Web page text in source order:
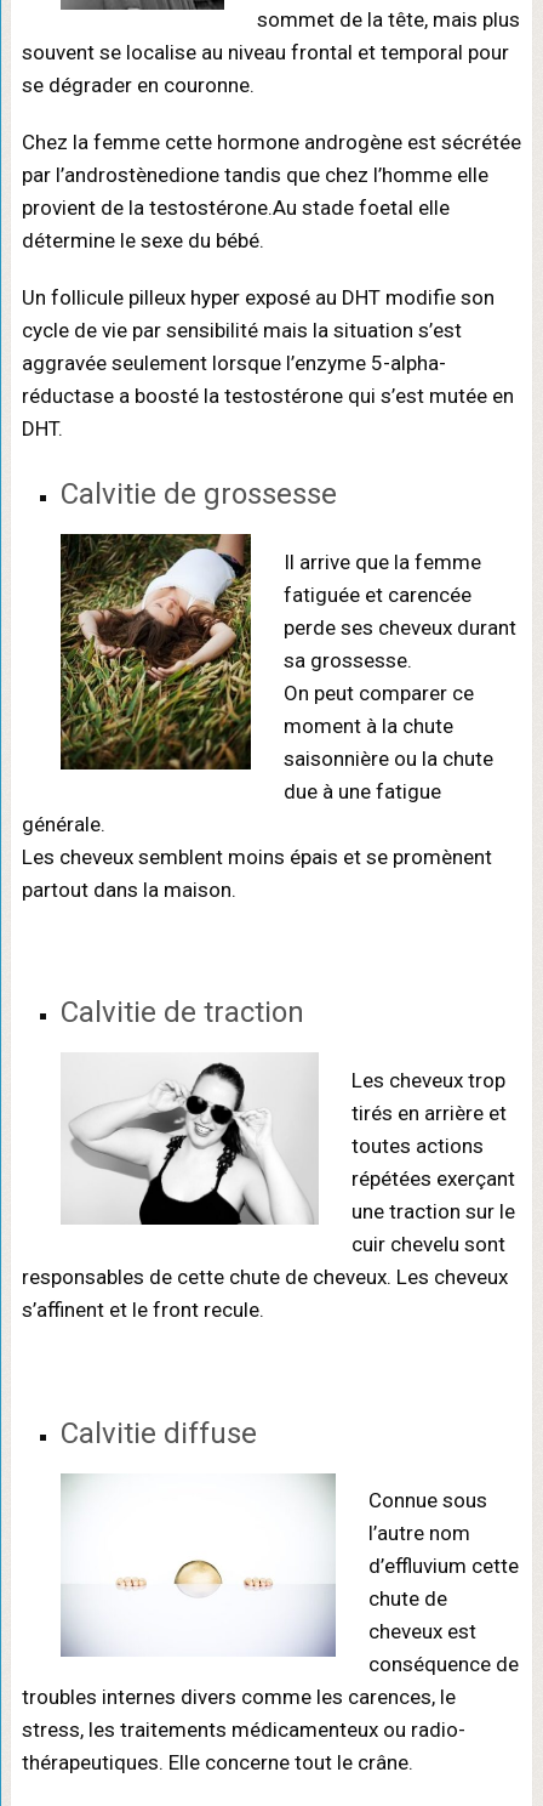
sommet de la tête, mais plus
souvent se localise au niveau frontal et temporal pour
se dégrader en couronne.
Chez la femme cette hormone androgène est sécrétée
par l’androstènedione tandis que chez l’homme elle
provient de la testostérone.Au stade foetal elle
détermine le sexe du bébé.
Un follicule pilleux hyper exposé au DHT modifie son
cycle de vie par sensibilité mais la situation s’est
aggravée seulement lorsque l’enzyme 5-alpha-
réductase a boosté la testostérone qui s’est mutée en
DHT.
Calvitie de grossesse
Il arrive que la femme
fatiguée et carencée
perde ses cheveux durant
sa grossesse.
On peut comparer ce
moment à la chute
saisonnière ou la chute
due à une fatigue
générale.
Les cheveux semblent moins épais et se promènent
partout dans la maison.
Calvitie de traction
Les cheveux trop
tirés en arrière et
toutes actions
répétées exerçant
une traction sur le
cuir chevelu sont
responsables de cette chute de cheveux. Les cheveux
s’affinent et le front recule.
Calvitie diffuse
Connue sous
l’autre nom
d’effluvium cette
chute de
cheveux est
conséquence de
troubles internes divers comme les carences, le
stress, les traitements médicamenteux ou radio-
thérapeutiques. Elle concerne tout le crâne.